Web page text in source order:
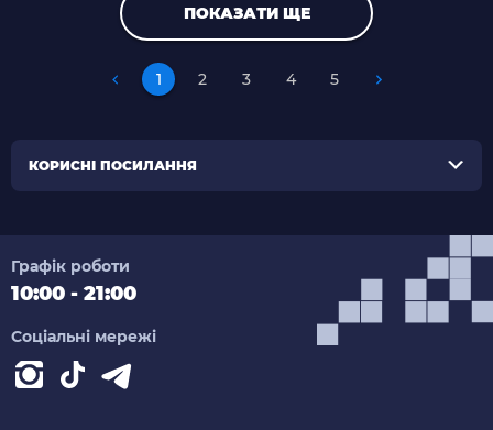
ПОКАЗАТИ ЩЕ
1 2 3 4 5
КОРИСНІ ПОСИЛАННЯ
Графік роботи
10:00 - 21:00
Соціальні мережі